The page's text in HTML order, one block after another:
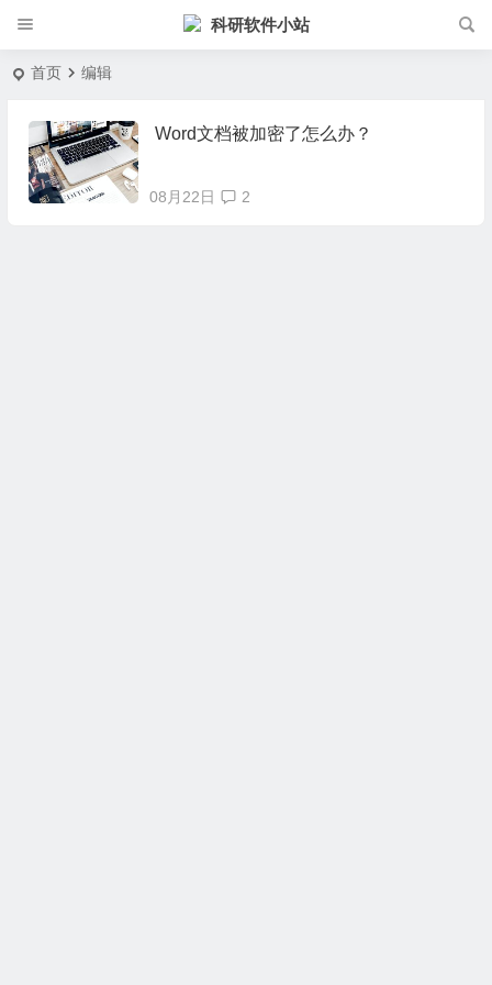
科研软件小站
首页 编辑
Word文档被加密了怎么办？
08月22日 2